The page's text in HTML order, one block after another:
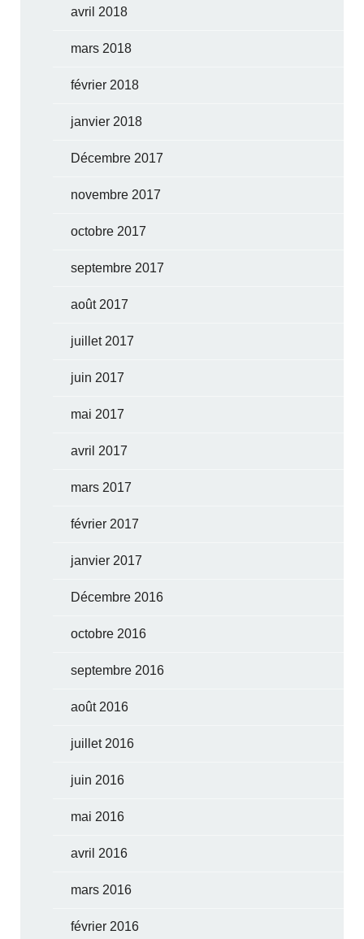
avril 2018
mars 2018
février 2018
janvier 2018
Décembre 2017
novembre 2017
octobre 2017
septembre 2017
août 2017
juillet 2017
juin 2017
mai 2017
avril 2017
mars 2017
février 2017
janvier 2017
Décembre 2016
octobre 2016
septembre 2016
août 2016
juillet 2016
juin 2016
mai 2016
avril 2016
mars 2016
février 2016